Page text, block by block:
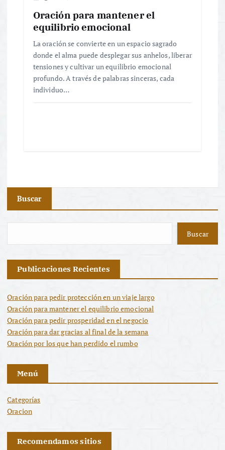
Oración para mantener el
equilibrio emocional
La oración se convierte en un espacio sagrado
donde el alma puede desplegar sus anhelos, liberar
tensiones y cultivar un equilibrio emocional
profundo. A través de palabras sinceras, cada
individuo…
Buscar
Buscar
Publicaciones Recientes
Oración para pedir protección en un viaje largo
Oración para mantener el equilibrio emocional
Oración para pedir prosperidad en el negocio
Oración para dar gracias al final de la semana
Oración por los que han perdido el rumbo
Menú
Categorías
Oracion
Recomendamos sitios